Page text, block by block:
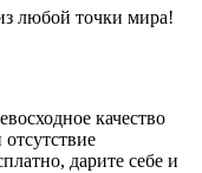
любой точки мира!
качество
дарите себе и